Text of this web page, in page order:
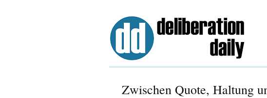
Zwischen Quote, Haltung